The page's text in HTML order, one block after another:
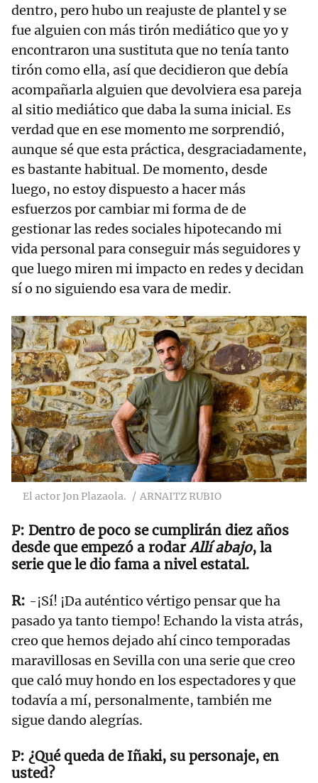
dentro, pero hubo un reajuste de plantel y se
fue alguien con más tirón mediático que yo y
encontraron una sustituta que no tenía tanto
tirón como ella, así que decidieron que debía
acompañarla alguien que devolviera esa pareja
al sitio mediático que daba la suma inicial. Es
verdad que en ese momento me sorprendió,
aunque sé que esta práctica, desgraciadamente,
es bastante habitual. De momento, desde
luego, no estoy dispuesto a hacer más
esfuerzos por cambiar mi forma de de
gestionar las redes sociales hipotecando mi
vida personal para conseguir más seguidores y
que luego miren mi impacto en redes y decidan
sí o no siguiendo esa vara de medir.
El actor Jon Plazaola. ARNAITZ RUBIO
Dentro de poco se cumplirán diez años
desde que empezó a rodarAllí abajo, la
serie que le dio fama a nivel estatal.
-¡Sí! ¡Da auténtico vértigo pensar que ha
pasado ya tanto tiempo! Echando la vista atrás,
creo que hemos dejado ahí cinco temporadas
maravillosas en Sevilla con una serie que creo
que caló muy hondo en los espectadores y que
todavía a mí, personalmente, también me
sigue dando alegrías.
¿Qué queda de Iñaki, su personaje, en
usted?